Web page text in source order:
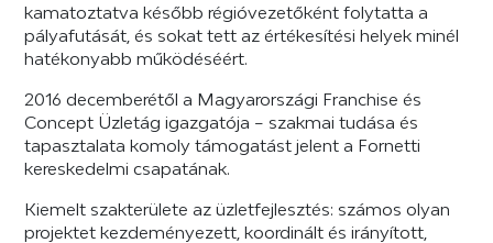
kamatoztatva később régióvezetőként folytatta a
pályafutását, és sokat tett az értékesítési helyek minél
hatékonyabb működéséért.
2016 decemberétől a Magyarországi Franchise és
Concept Üzletág igazgatója – szakmai tudása és
tapasztalata komoly támogatást jelent a Fornetti
kereskedelmi csapatának.
Kiemelt szakterülete az üzletfejlesztés: számos olyan
projektet kezdeményezett, koordinált és irányított,